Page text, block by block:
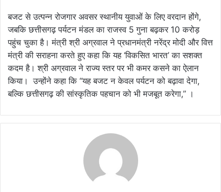
बजट से उत्पन्न रोजगार अवसर स्थानीय युवाओं के लिए वरदान होंगे,
जबकि छत्तीसगढ़ पर्यटन मंडल का राजस्व 5 गुना बढ़कर 10 करोड़
पहुंच चुका है। मंत्री श्री अग्रवाल ने प्रधानमंत्री नरेंद्र मोदी और वित्त
मंत्री की सराहना करते हुए कहा कि यह ‘विकसित भारत’ का सशक्त
कदम है। श्री अग्रवाल ने राज्य स्तर पर भी कमर कसने का ऐलान
किया। उन्होंने कहा कि “यह बजट न केवल पर्यटन को बढ़ावा देगा,
बल्कि छत्तीसगढ़ की सांस्कृतिक पहचान को भी मजबूत करेगा,” ।